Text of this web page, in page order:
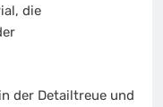
die
der Detailtreue und